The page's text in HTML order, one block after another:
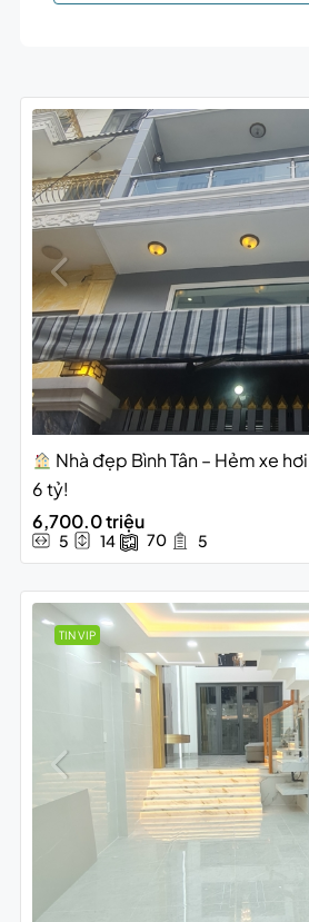
Nhà đẹp Bình Tân – Hẻm xe
6 tỷ!
6,700.0 triệu
5 14 70 5
TIN VIP